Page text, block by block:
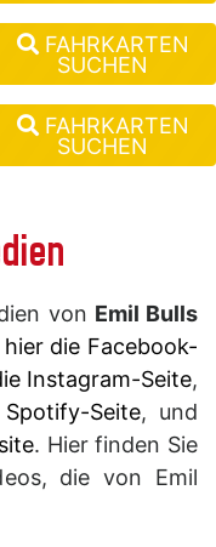
FAHRKARTEN
SUCHEN
FAHRKARTEN
SUCHEN
von Emil Bulls
die Facebook-
Instagram-Seite,
Seite, und
. Hier finden Sie
die von Emil